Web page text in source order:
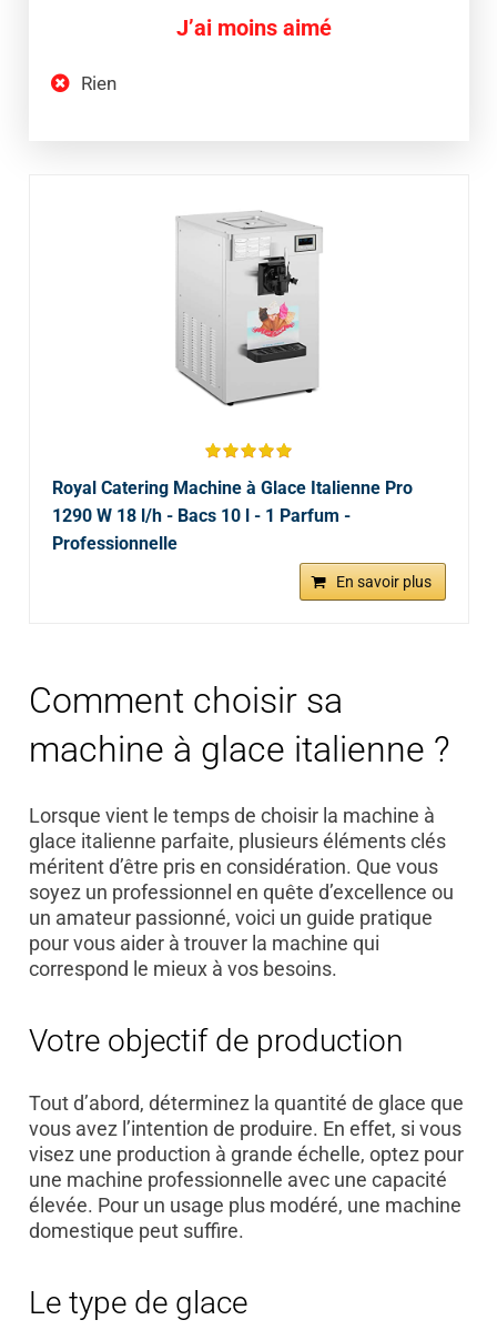
J’ai moins aimé
Rien
Royal Catering Machine à Glace Italienne Pro
1290 W 18 l/h - Bacs 10 l - 1 Parfum -
Professionnelle
En savoir plus
Comment choisir sa
machine à glace italienne ?
Lorsque vient le temps de choisir la machine à
glace italienne parfaite, plusieurs éléments clés
méritent d’être pris en considération. Que vous
soyez un professionnel en quête d’excellence ou
un amateur passionné, voici un guide pratique
pour vous aider à trouver la machine qui
correspond le mieux à vos besoins.
Votre objectif de production
Tout d’abord, déterminez la quantité de glace que
vous avez l’intention de produire. En effet, si vous
visez une production à grande échelle, optez pour
une machine professionnelle avec une capacité
élevée. Pour un usage plus modéré, une machine
domestique peut suffire.
Le type de glace